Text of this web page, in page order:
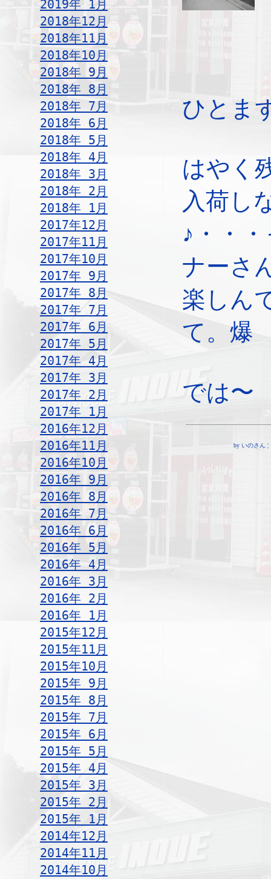
2019年 1月
2018年12月
2018年11月
2018年10月
2018年 9月
2018年 8月
2018年 7月
2018年 6月
2018年 5月
2018年 4月
2018年 3月
2018年 2月
2018年 1月
2017年12月
2017年11月
2017年10月
2017年 9月
2017年 8月
2017年 7月
2017年 6月
2017年 5月
2017年 4月
2017年 3月
2017年 2月
2017年 1月
2016年12月
2016年11月
2016年10月
2016年 9月
2016年 8月
2016年 7月
2016年 6月
2016年 5月
2016年 4月
2016年 3月
2016年 2月
2016年 1月
2015年12月
2015年11月
2015年10月
2015年 9月
2015年 8月
2015年 7月
2015年 6月
2015年 5月
2015年 4月
2015年 3月
2015年 2月
2015年 1月
2014年12月
2014年11月
2014年10月
ひとま
はやく
入荷し
♪・・
ナーさ
楽しん
て。爆
では〜
by いのさん ¦